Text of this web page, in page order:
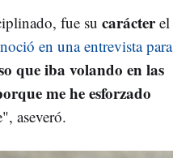
fue su carácterel
en una entrevista para
que iba volando en las
me he esforzado
aseveró.